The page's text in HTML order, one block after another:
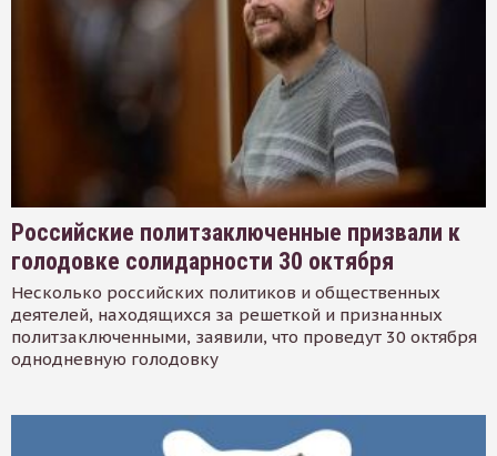
Российские политзаключенные призвали к
голодовке солидарности 30 октября
Несколько российских политиков и общественных
деятелей, находящихся за решеткой и признанных
политзаключенными, заявили, что проведут 30 октября
однодневную голодовку